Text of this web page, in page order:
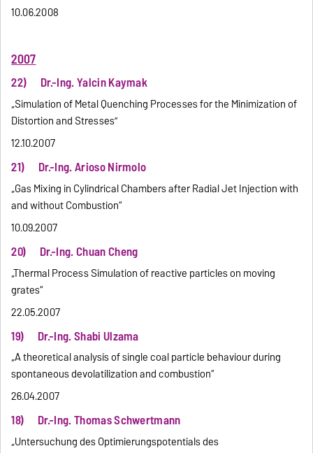
10.06.2008
2007
22) Dr.-Ing. Yalcin Kaymak
„Simulation of Metal Quenching Processes for the Minimization of
Distortion and Stresses”
12.10.2007
21) Dr.-Ing. Arioso Nirmolo
„Gas Mixing in Cylindrical Chambers after Radial Jet Injection with
and without Combustion“
10.09.2007
20) Dr.-Ing. Chuan Cheng
„Thermal Process Simulation of reactive particles on moving
grates“
22.05.2007
19) Dr.-Ing. Shabi Ulzama
„A theoretical analysis of single coal particle behaviour during
spontaneous devolatilization and combustion“
26.04.2007
18) Dr.-Ing. Thomas Schwertmann
„Untersuchung des Optimierungspotentials des